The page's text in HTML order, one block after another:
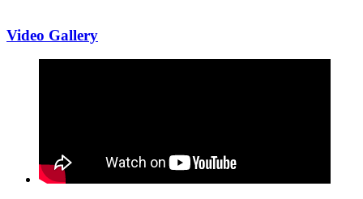
Video Gallery